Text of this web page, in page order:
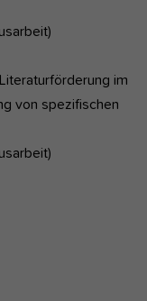
im
von spezifischen